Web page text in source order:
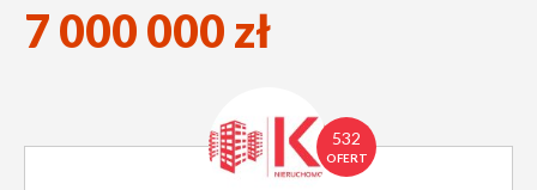
7 000 000 zł
532
OFERT